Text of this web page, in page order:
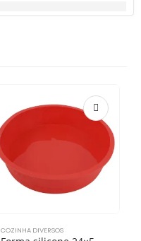
COZINHA DIVERSOS